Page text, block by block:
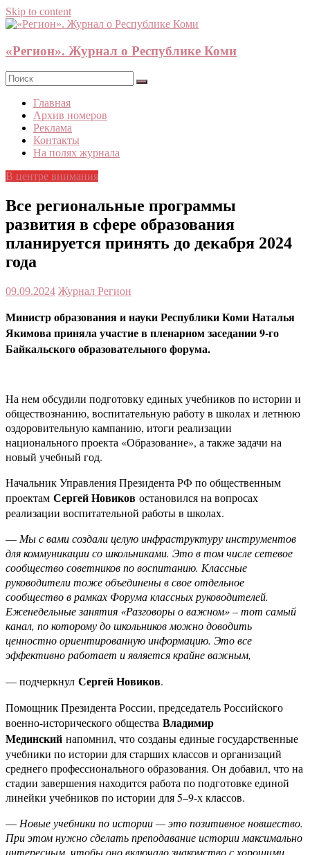
Skip to content
«Регион». Журнал о Республике Коми
Главная
Архив номеров
Реклама
Контакты
На полях журнала
В центре внимания
Все региональные программы
развития в сфере образования
планируется принять до декабря 2024
года
09.09.2024 Журнал Регион
Министр образования и науки Республики Коми Наталья
Якимова приняла участие в пленарном заседании 9-го
Байкальского образовательного форума.
На нем обсудили подготовку единых учебников по истории и
обществознанию, воспитательную работу в школах и летнюю
оздоровительную кампанию, итоги реализации
национального проекта «Образование», а также задачи на
новый учебный год.
Начальник Управления Президента РФ по общественным
проектам Сергей Новиков остановился на вопросах
реализации воспитательной работы в школах.
—Мы с вами создали целую инфраструктуру инструментов
для коммуникации со школьниками. Это в том числе сетевое
сообщество советников по воспитанию. Классные
руководители тоже объединены в свое отдельное
сообщество в рамках Форума классных руководителей.
Еженедельные занятия «Разговоры о важном» – тот самый
канал, по которому до школьников можно доводить
ценностно ориентированную информацию. Это все
эффективно работает и является крайне важным,
— подчеркнул Сергей Новиков.
Помощник Президента России, председатель Российского
военно-исторического общества Владимир
Мединский напомнил, что созданы единые государственные
учебники по истории для старших классов и организаций
среднего профессионального образования. Он добавил, что на
стадии завершения находится работа по подготовке единой
линейки учебников по истории для 5–9-х классов.
—Новые учебники по истории — это позитивное новшество.
При этом нужно сделать преподавание истории максимально
интересным, чтобы оно включало знакомство с хорошими